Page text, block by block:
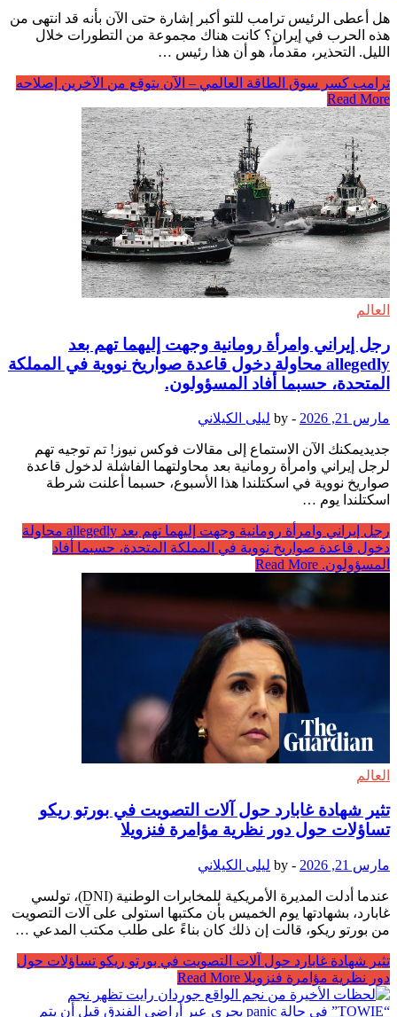
هل أعطى الرئيس ترامب للتو أكبر إشارة حتى الآن بأنه قد انتهى من
هذه الحرب في إيران؟ كانت هناك مجموعة من التطورات خلال
الليل. التحذير، مقدماً، هو أن هذا رئيس …
ترامب كسر سوق الطاقة العالمي – الآن يتوقع من الآخرين إصلاحه
Read More
العالم
رجل إيراني وامرأة رومانية وجهت إليهما تهم بعد
allegedly محاولة دخول قاعدة صواريخ نووية في المملكة
المتحدة، حسبما أفاد المسؤولون.
مارس 21, 2026 -
by ليلى الكيلاني
جديديمكنك الآن الاستماع إلى مقالات فوكس نيوز! تم توجيه تهم
لرجل إيراني وامرأة رومانية بعد محاولتهما الفاشلة لدخول قاعدة
صواريخ نووية في اسكتلندا هذا الأسبوع، حسبما أعلنت شرطة
اسكتلندا يوم …
رجل إيراني وامرأة رومانية وجهت إليهما تهم بعد allegedly محاولة
دخول قاعدة صواريخ نووية في المملكة المتحدة، حسبما أفاد
المسؤولون.
العالم
تثير شهادة غابارد حول آلات التصويت في بورتو ريكو
تساؤلات حول دور نظرية مؤامرة فنزويلا
مارس 21, 2026 -
by ليلى الكيلاني
عندما أدلت المديرة الأمريكية للمخابرات الوطنية (DNI)، تولسي
غابارد، بشهادتها يوم الخميس بأن مكتبها استولى على آلات التصويت
من بورتو ريكو، قالت إن ذلك كان بناءً على طلب مكتب المدعي …
تثير شهادة غابارد حول آلات التصويت في بورتو ريكو تساؤلات حول
دور نظرية مؤامرة فنزويلا